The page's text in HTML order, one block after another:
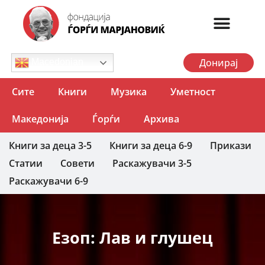
Донирај
Сите Книги Музика Уметност
Македонија Ѓорѓи Архива
Книги за деца 3-5 Книги за деца 6-9
Прикази
Статии
Совети
Раскажувачи 3-5
Раскажувачи 6-9
Езоп: Лав и глушец